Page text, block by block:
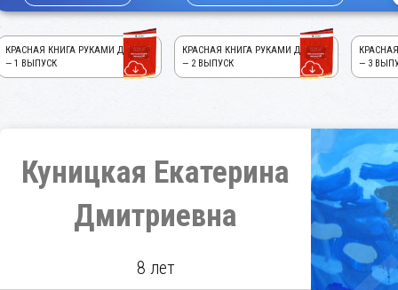
КРАСНАЯ КНИГА РУКАМИ ДЕТЕЙ!
— 1 ВЫПУСК
КРАСНАЯ КНИГА РУКАМИ ДЕТЕЙ!
— 2 ВЫПУСК
— 3
Куницкая Екатерина
Дмитриевна
8 лет